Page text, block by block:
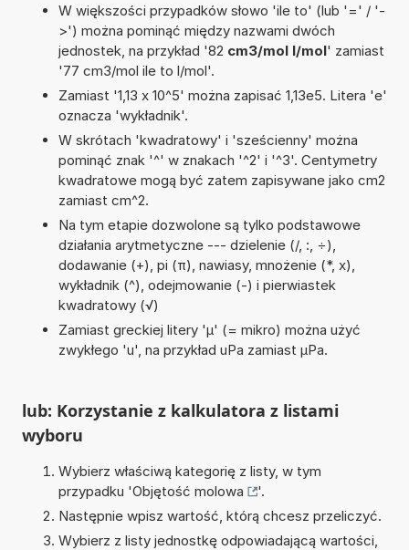
W większości przypadków słowo 'ile to' (lub '=' / '-
>') można pominąć między nazwami dwóch
jednostek, na przykład '82 cm3/mol l/mol' zamiast
'77 cm3/mol ile to l/mol'.
Zamiast '1,13 x 10^5' można zapisać 1,13e5. Litera 'e'
oznacza 'wykładnik'.
W skrótach 'kwadratowy' i 'sześcienny' można
pominąć znak '^' w znakach '^2' i '^3'. Centymetry
kwadratowe mogą być zatem zapisywane jako cm2
zamiast cm^2.
Na tym etapie dozwolone są tylko podstawowe
działania arytmetyczne --- dzielenie (/, :, ÷),
dodawanie (+), pi (π), nawiasy, mnożenie (*, x),
wykładnik (^), odejmowanie (-) i pierwiastek
kwadratowy (√)
Zamiast greckiej litery 'µ' (= mikro) można użyć
zwykłego 'u', na przykład uPa zamiast µPa.
lub: Korzystanie z kalkulatora z listami
wyboru
Wybierz właściwą kategorię z listy, w tym
przypadku 'Objętość molowa
'.
Następnie wpisz wartość, którą chcesz przeliczyć.
Wybierz z listy jednostkę odpowiadającą wartości,